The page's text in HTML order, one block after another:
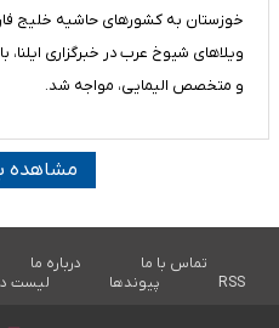
خوزستان به کشورهای حاشیه خلیج
ویلاهای شیوخ عرب در خبرگزاری
و متخصص الیمایی، مواجه شد.
مشاهده
تماس با ما درباره ما
RSS
پیوندها لیست